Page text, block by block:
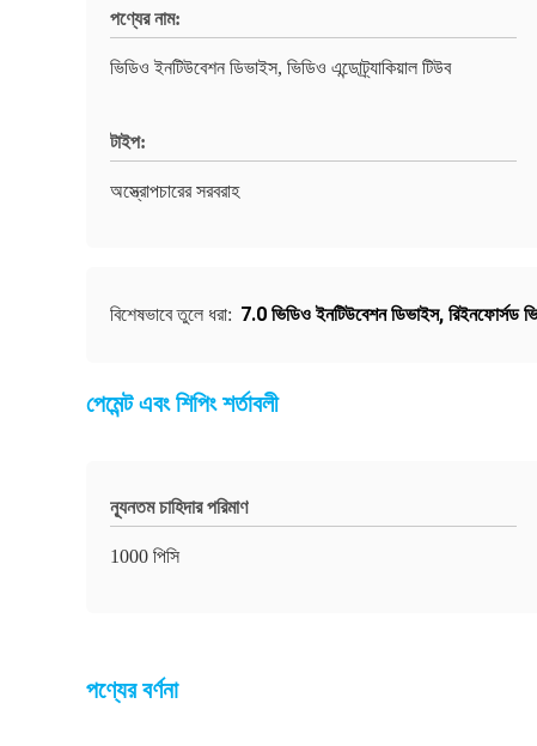
পণ্যের নাম:
ভিডিও ইনটিউবেশন ডিভাইস, ভিডিও এন্ডোট্র্যাকিয়াল টিউব
টাইপ:
অস্ত্রোপচারের সরবরাহ
বিশেষভাবে তুলে ধরা: 7.0 ভিডিও ইনটিউবেশন ডিভাইস, রিইনফোর্সড
পেমেন্ট এবং শিপিং শর্তাবলী
ন্যূনতম চাহিদার পরিমাণ
1000 পিসি
পণ্যের বর্ণনা